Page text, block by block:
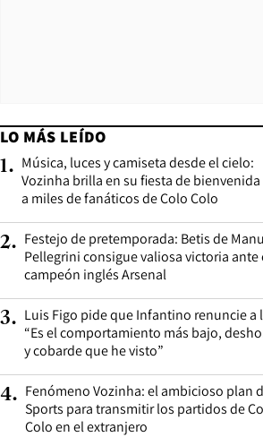
LO MÁS LEÍDO
1. Música, luces y camiseta desde el cielo:
Vozinha brilla en su fiesta de
a miles de fanáticos de Colo Colo
2. Festejo de pretemporada: Betis de
Pellegrini consigue valiosa victoria ante
campeón inglés Arsenal
3. Luis Figo pide que Infantino renuncie a
“Es el comportamiento más bajo,
y cobarde que he visto”
4. Fenómeno Vozinha: el ambicioso plan
Sports para transmitir los partidos de
Colo en el extranjero